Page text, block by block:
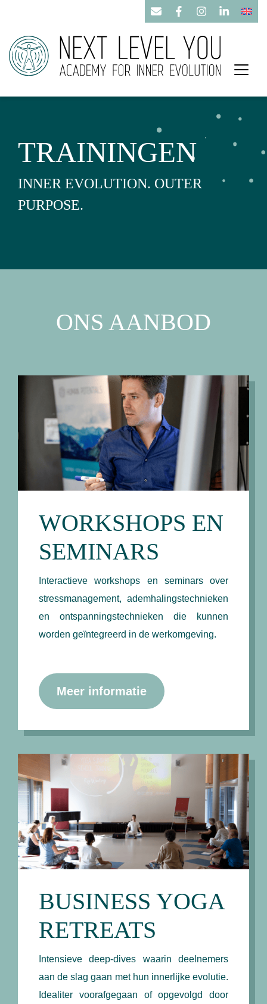
TRAININGEN
INNER EVOLUTION. OUTER
PURPOSE.
ONS AANBOD
WORKSHOPS EN
SEMINARS
Interactieve workshops en seminars over
stressmanagement, ademhalingstechnieken
en ontspanningstechnieken die kunnen
worden geïntegreerd in de werkomgeving.
Meer informatie
BUSINESS YOGA
RETREATS
Intensieve deep-dives waarin deelnemers
aan de slag gaan met hun innerlijke evolutie.
Idealiter voorafgegaan of opgevolgd door